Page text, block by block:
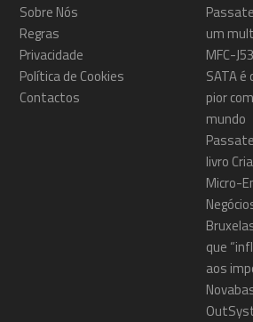
Sobre Nós
Regras
Privacidade
Política de Cookies
Contactos
um
MFC-
SATA é
pior
mundo
livro
Micro-
que
aos